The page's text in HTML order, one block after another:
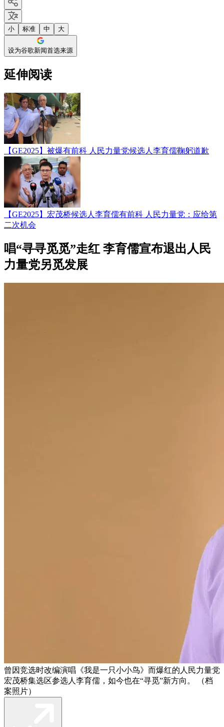
小 标准 中 大
设为谷歌新闻首选来源
延伸阅读
【GE2025】被爆有前科 人民力量党候选人李育儒鞠躬道歉
【GE2025】宏茂桥候选人李育儒有前科 人民力量党：应给第
二次机会
唱“寻寻觅觅”走红 李育儒宣布退出人民
力量党另觅发展
曾因竞选时改编演唱《我是一只小小鸟》而爆红的人民力量党
宏茂桥集选区参选人李育儒，如今也在“寻觅”新方向。 （档
案照片）